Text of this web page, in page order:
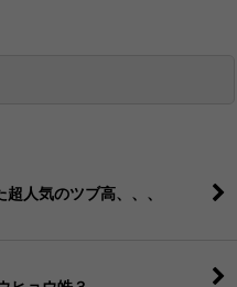
人気のツブ高、、、